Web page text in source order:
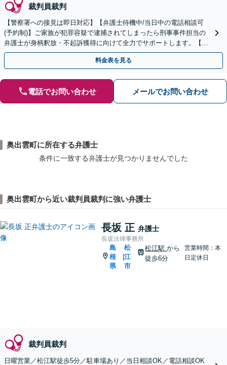
裁判員裁判
【警察署への接見は即日対応】【弁護士待機中/当日中の電話相談可
(予約制)】ご家族が犯罪容疑で逮捕されてしまったら刑事事件担当の
弁護士が身柄釈放・不起訴獲得に向けて全力でサポートします。【毎
月100名以上の相談実績】【全国対応】
料金表を見る
電話でお問い合わせ メールでお問い合わせ
奥出雲町に所在する弁護士
条件に一致する弁護士が見つかりませんでした
奥出雲町から近い裁判員裁判に強い弁護士
長坂 正 弁護士
長坂法律事務所
島
根
県
松
江
市
松江駅から
徒歩6分
営業時間：本
日定休日
裁判員裁判
日曜営業／松江駅徒歩5分／駐車場あり／当日相談OK／電話相談OK